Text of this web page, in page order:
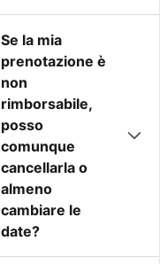
Se la mia
prenotazione è
non
rimborsabile,
posso
comunque
cancellarla o
almeno
cambiare le
date?